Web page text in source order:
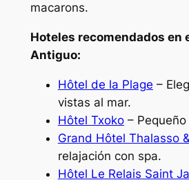
macarons.
Hoteles recomendados en
Antiguo:
Hôtel de la Plage –
vistas al mar.
Hôtel Txoko– Pequeño
Grand Hôtel Thalasso
relajación con spa.
Hôtel Le Relais Saint